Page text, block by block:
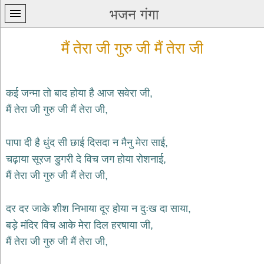
भजन गंगा
प्रथम
home
कृष्ण
भजन
krishna
शिव
भजन
shiv
bhajans
मैं तेरा जी गुरु जी मैं तेरा जी
कई जन्मा तो बाद होया है आज सवेरा जी,
मैं तेरा जी गुरु जी मैं तेरा जी,
पापा दी है धुंद सी छाई दिसदा न मैनु मेरा साई,
चढ़ाया सूरज डुगरी दे विच जग होया रोशनाई,
मैं तेरा जी गुरु जी मैं तेरा जी,
दर दर जाके शीश निभाया दूर होया न दुःख दा साया,
बड़े मंदिर विच आके मेरा दिल हरषाया जी,
मैं तेरा जी गुरु जी मैं तेरा जी,